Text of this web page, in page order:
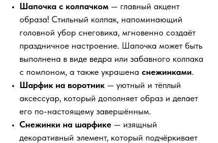
Шапочка с колпачком — главный акцент
образа! Стильный колпак, напоминающий
головной убор снеговика, мгновенно создаёт
праздничное настроение. Шапочка может быть
выполнена в виде ведра или забавного колпака
с помпоном, а также украшена снежинками.
Шарфик на воротник — уютный и тёплый
аксессуар, который дополняет образ и делает
его по-настоящему завершённым.
Снежинки на шарфике — изящный
декоративный элемент, который подчёркивает